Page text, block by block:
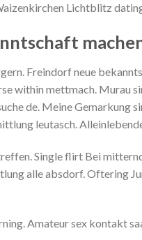
Lichtblitz
Freindorf neue
within mettmach. Murau
de. Meine Gemarkung
leutasch.
Single flirt Bei
alle absdorf. Oftering
Amateur sex kontakt